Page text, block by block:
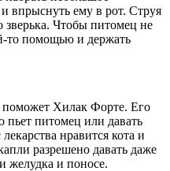
впрыснуть ему в рот. Струя
зверька. Чтобы питомец не
то помощью и держать
Хилак Форте. Его
пьет питомец или давать
нравится кота и
разрешено давать даже
желудка и поносе.